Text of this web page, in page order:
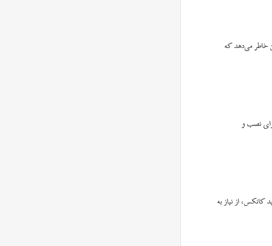
خاطر می‌دهد که
نصب و
کانکس، از نیاز به